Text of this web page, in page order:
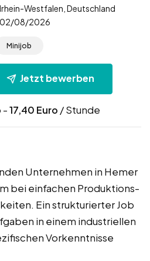
Westfalen, Deutschland
02/08/2026
Minijob
Jetzt bewerben
-17,40 Euro / Stunde
Unternehmen in Hemer
bei einfachen Produktions-
Ein strukturierter Job
in einem industriellen
Vorkenntnisse